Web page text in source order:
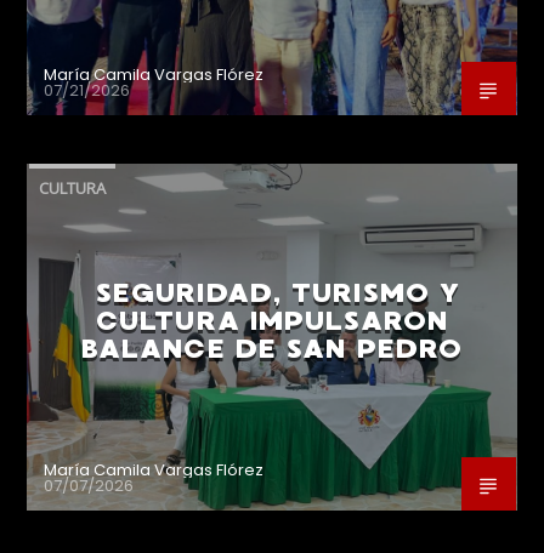
María Camila Vargas Flórez
07/21/2026
CULTURA
SEGURIDAD, TURISMO Y
CULTURA IMPULSARON
BALANCE DE SAN PEDRO
María Camila Vargas Flórez
07/07/2026